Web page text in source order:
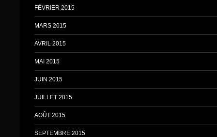
FÉVRIER 2015
MARS 2015
AVRIL 2015
MAI 2015
JUIN 2015
JUILLET 2015
AOÛT 2015
SEPTEMBRE 2015